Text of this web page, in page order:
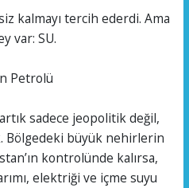
kalmayı tercih ederdi. Ama
var: SU.
Petrolü
sadece jeopolitik değil,
Bölgedeki büyük nehirlerin
kontrolünde kalırsa,
elektriği ve içme suyu